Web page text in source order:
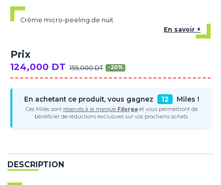
Crème micro-peeling de nuit
En savoir +
Prix
124,000 DT 155,000 DT -20%
En achetant ce produit, vous gagnez 12 Miles !
Ces Miles sont réservés à la marque Filorgaet vous permettront de
bénéficier de réductions exclusives sur vos prochains achats.
DESCRIPTION